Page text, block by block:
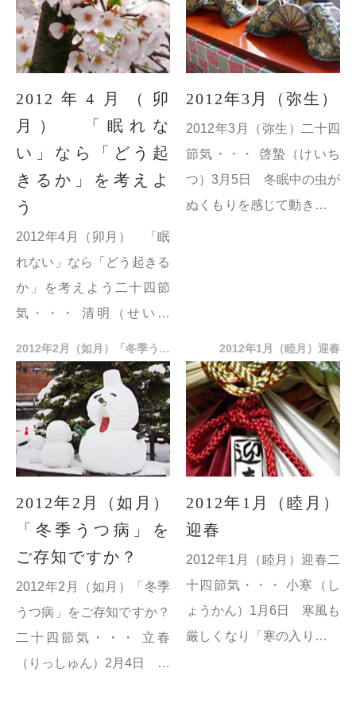
く、夜の時間が最も... 日 草木も伸び、...
2012年4月（卯
月） 「眠れな
い」なら「どう起
きるか」を考えよ
う
2012年4月（卯月） 「眠
れない」なら「どう起きる
か」を考えよう二十四節
気・・・ 清明（せいめ
がしく明るく美しい頃。
穀雨（こくう）4月20日
暖かい春雨が...
2012年3月（弥生）
2012年3月（弥生）二十四
節気・・・ 啓蟄（けいち
つ）3月5日 冬眠中の虫が
ぬくもりを感じて動き出す
2012年2月（如月）「冬季うつ病」をご存知ですか？
2012年2月（如月）
「冬季うつ病」を
ご存知ですか？
2012年2月（如月）「冬季
うつ病」をご存知ですか？
二十四節気・・・ 立春
（りっしゅん）2月4日 春
2012年1月（睦月）迎春
2012年1月（睦月）
迎春
2012年1月（睦月）迎春二
十四節気・・・ 小寒（し
ょうかん）1月6日 寒風も
厳しくなり「寒の入り」と